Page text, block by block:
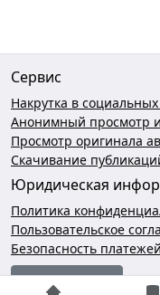
Сервис
Накрутка в социальных
Анонимный просмотр
Просмотр оригинала
Скачивание
Юридическая
Политика
Пользовательское
Безопасность платежей
Чат поддержки